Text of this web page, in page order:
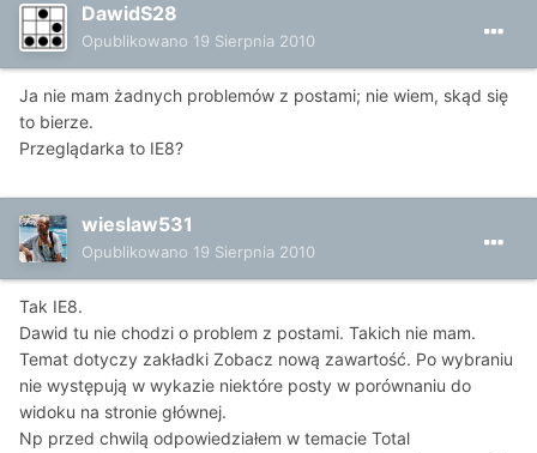
DawidS28
Opublikowano 19 Sierpnia 2010
Ja nie mam żadnych problemów z postami; nie wiem, skąd się
to bierze.
Przeglądarka to IE8?
wieslaw531
Opublikowano 19 Sierpnia 2010
Tak IE8.
Dawid tu nie chodzi o problem z postami. Takich nie mam.
Temat dotyczy zakładki Zobacz nową zawartość. Po wybraniu
nie występują w wykazie niektóre posty w porównaniu do
widoku na stronie głównej.
Np przed chwilą odpowiedziałem w temacie Total